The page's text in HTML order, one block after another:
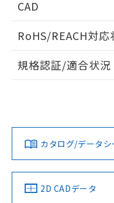
CAD
ドすることができま
ロ
ダウンロードデータをご
みください。
ソフトウェアの使用条件
RoHS/REACH対応
EU RoHS 注意事項
対応済み
中国 RoHS 注意事項
規格認証/適合状況
カタログ/データ
2D CADデータ
ものではありま
また、RoHS指
物質の対応では
荷製品に未対応
欄に対応日を記